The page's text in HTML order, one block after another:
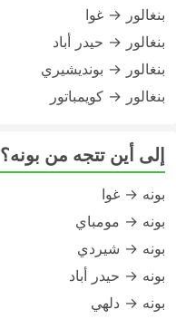
بنغالور → غوا
بنغالور → حيدر أباد
بنغالور → بونديشيري
بنغالور → كويمباتور
إلى أين تتجه من بونه؟
بونه → غوا
بونه → مومباي
بونه → شيردي
بونه → حيدر أباد
بونه → دلهي